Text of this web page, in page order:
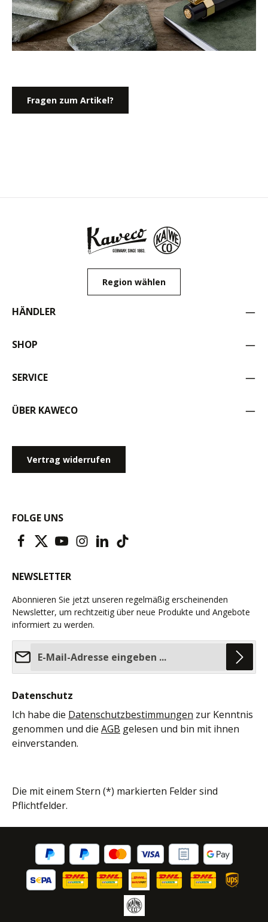
Fragen zum Artikel?
Region wählen
HÄNDLER
SHOP
SERVICE
ÜBER KAWECO
Vertrag widerrufen
FOLGE UNS
NEWSLETTER
Abonnieren Sie jetzt unseren regelmäßig erscheinenden
Newsletter, um rechtzeitig über neue Produkte und Angebote
informiert zu werden.
Datenschutz
Ich habe die Datenschutzbestimmungen zur Kenntnis
genommen und die AGB gelesen und bin mit ihnen
einverstanden.
Die mit einem Stern (*) markierten Felder sind
Pflichtfelder.